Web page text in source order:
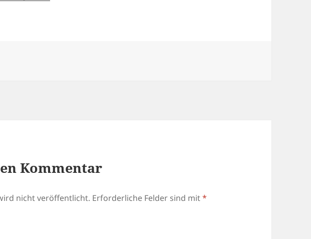
Kommentar
nicht veröffentlicht. Erforderliche Felder sind mit*